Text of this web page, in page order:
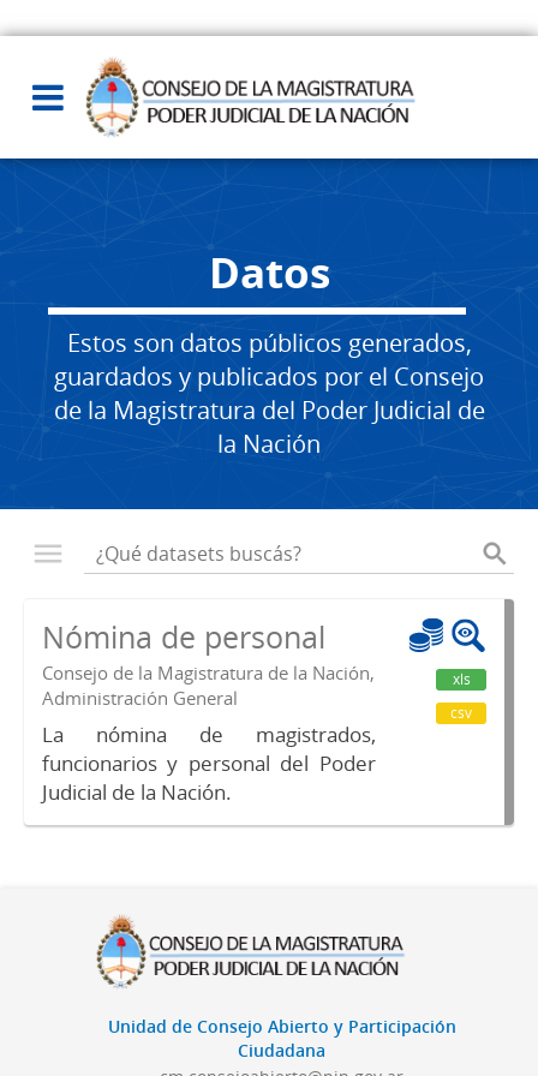
Datos
Estos son datos públicos generados,
guardados y publicados por el Consejo
de la Magistratura del Poder Judicial de
la Nación
Nómina de personal
Consejo de la Magistratura de la Nación,
Administración General
La nómina de magistrados,
funcionarios y personal del Poder
Judicial de la Nación.
xls
csv
Unidad de Consejo Abierto y Participación
Ciudadana